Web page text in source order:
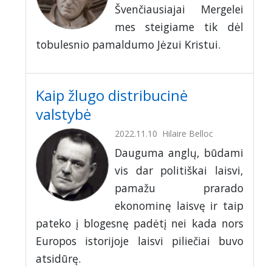
Švenčiausiajai Mergelei
mes steigiame tik dėl
tobulesnio pamaldumo Jėzui Kristui.
Kaip žlugo distribucinė
valstybė
2022.11.10 Hilaire Belloc
Dauguma anglų, būdami
vis dar politiškai laisvi,
pamažu prarado
ekonominę laisvę ir taip
pateko į blogesnę padėtį nei kada nors
Europos istorijoje laisvi piliečiai buvo
atsidūrę.